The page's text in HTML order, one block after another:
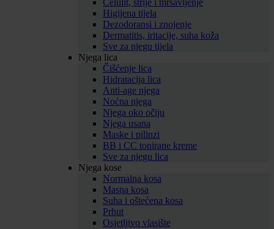
Celulit, strije i mršavljenje
Higijena tijela
Dezodoransi i znojenje
Dermatitis, iritacije, suha koža
Sve za njegu tijela
Njega lica
Čišćenje lica
Hidratacija lica
Anti-age njega
Noćna njega
Njega oko očiju
Njega usana
Maske i pilinzi
BB i CC tonirane kreme
Sve za njegu lica
Njega kose
Normalna kosa
Masna kosa
Suha i oštećena kosa
Prhut
Osjetljivo vlasište